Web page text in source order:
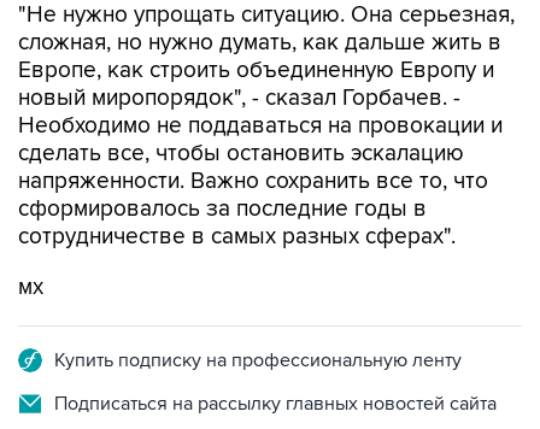
"Не нужно упрощать ситуацию. Она серьезная,
сложная, но нужно думать, как дальше жить в
Европе, как строить объединенную Европу и
новый миропорядок", - сказал Горбачев. -
Необходимо не поддаваться на провокации и
сделать все, чтобы остановить эскалацию
напряженности. Важно сохранить все то, что
сформировалось за последние годы в
сотрудничестве в самых разных сферах".
мх
Купить подписку на профессиональную ленту
Подписаться на рассылку главных новостей сайта